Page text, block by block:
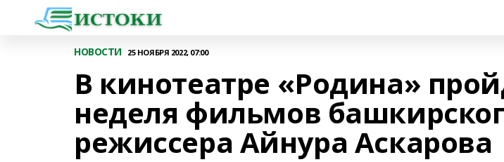
НОВОСТИ 25 НОЯБРЯ 2022, 07:00
В кинотеатре «Родина»
неделя фильмов
режиссера Айнура Аскарова